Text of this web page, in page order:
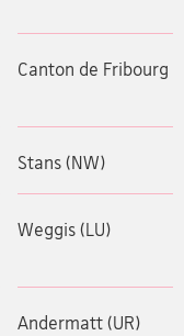
Canton de Fribourg
Stans (NW)
Weggis (LU)
Andermatt (UR)